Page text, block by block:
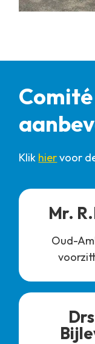
Klik hiervoor
Mr.
Oud-